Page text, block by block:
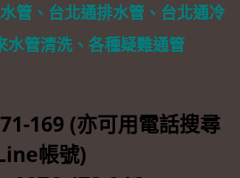
管、台北通排水管、台北通冷
水管清洗、各種疑難通管
169 (亦可用電話搜尋
帳號)